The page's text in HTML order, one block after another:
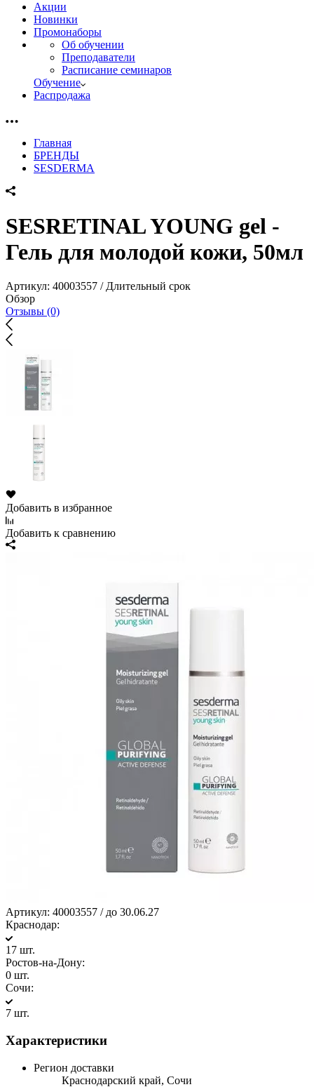
Акции
Новинки
Промонаборы
Об обучении
Преподаватели
Расписание семинаров
Обучение
Распродажа
Главная
БРЕНДЫ
SESDERMA
SESRETINAL YOUNG gel -
Гель для молодой кожи, 50мл
Артикул: 40003557 / Длительный срок
Обзор
Отзывы (0)
Добавить в избранное
Добавить к сравнению
Артикул: 40003557 / до 30.06.27
Краснодар:
17 шт.
Ростов-на-Дону:
0 шт.
Сочи:
7 шт.
Характеристики
Регион доставки
Краснодарский край, Сочи